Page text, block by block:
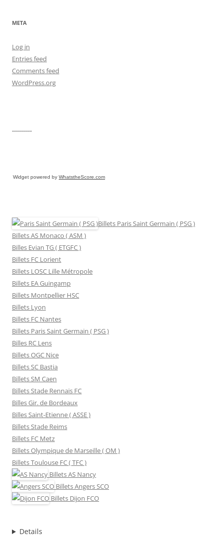
META
Log in
Entries feed
Comments feed
WordPress.org
----------
Widget powered by WhatstheScore.com
Billets Paris Saint Germain ( PSG )
Billets AS Monaco ( ASM )
Billes Evian TG ( ETGFC )
Billets FC Lorient
Billets LOSC Lille Métropole
Billets EA Guingamp
Billets Montpellier HSC
Billets Lyon
Billets FC Nantes
Billets Paris Saint Germain ( PSG )
Billes RC Lens
Billets OGC Nice
Billets SC Bastia
Billets SM Caen
Billets Stade Rennais FC
Billes Gir. de Bordeaux
Billes Saint-Etienne ( ASSE )
Billets Stade Reims
Billets FC Metz
Billets Olympique de Marseille ( OM )
Billets Toulouse FC ( TFC )
BilletsAS Nancy
BilletsAngers SCO
Billets Dijon FCO
Details